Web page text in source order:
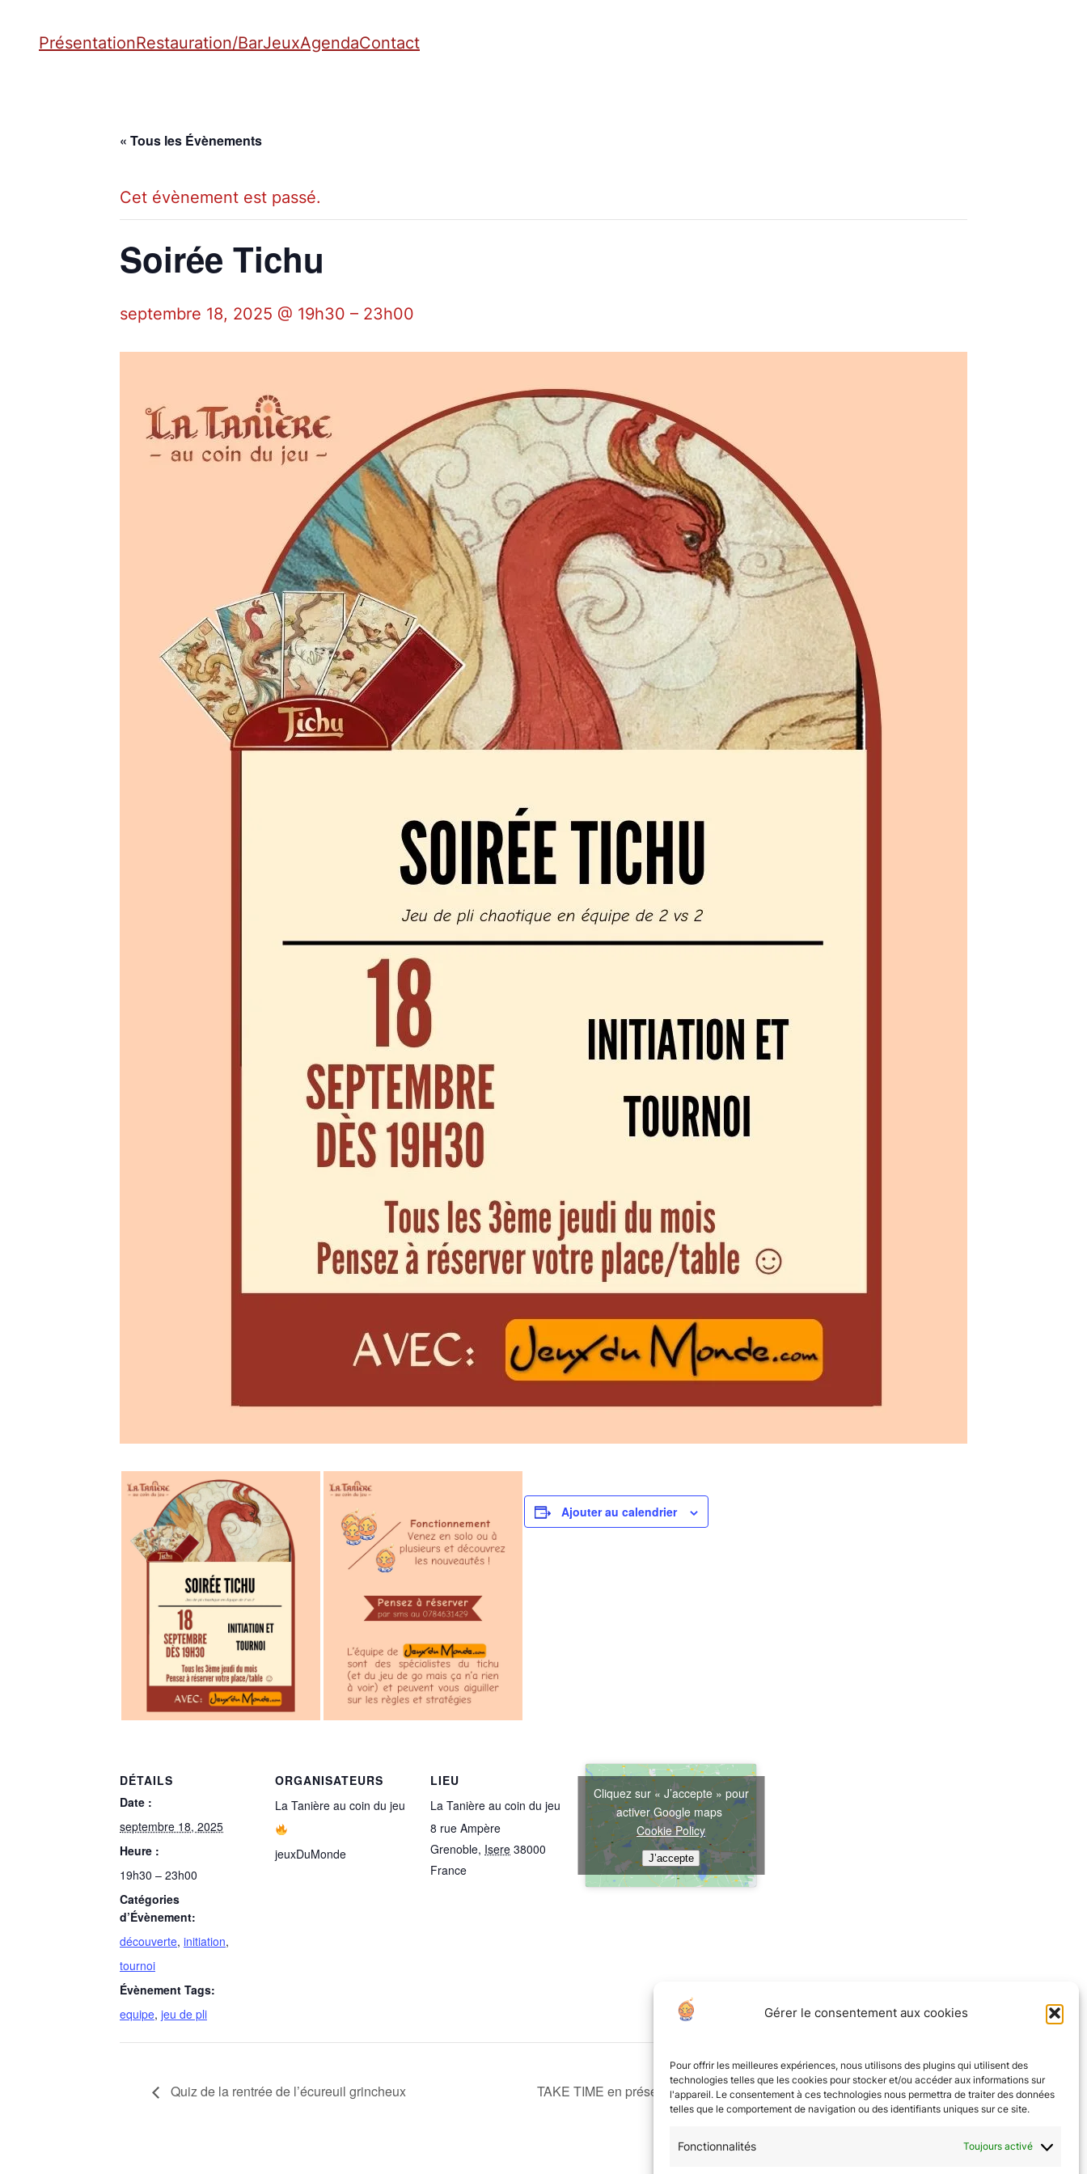
Gérer le consentement aux cookies
Pour offrir les meilleures expériences, nous utilisons des plugins qui utilisent des
technologies telles que les cookies pour stocker et/ou accéder aux informations sur
l'appareil. Le consentement à ces technologies nous permettra de traiter des données
telles que le comportement de navigation ou des identifiants uniques sur ce site.
Fonctionnalités Toujours activé
PrésentationRestauration/BarJeuxAgendaContact
« Tous les Évènements
Cet évènement est passé.
Soirée Tichu
septembre 18, 2025 @ 19h30 – 23h00
Ajouter au calendrier
DÉTAILS
Date :
septembre 18, 2025
Heure :
19h30 – 23h00
Catégories
d’Évènement:
découverte, initiation,
tournoi
Évènement Tags:
equipe, jeu de pli
ORGANISATEURS
La Tanière au coin du jeu
jeuxDuMonde
LIEU
La Tanière au coin du jeu
8 rue Ampère
Grenoble, Isere 38000
France
Cliquez sur « J’accepte » pour
activer Google maps
Cookie Policy
J’accepte
Quiz de la rentrée de l’écureuil grincheux TAKE TIME en présence de l’auteur Julien Prothière avec jeuxdumonde